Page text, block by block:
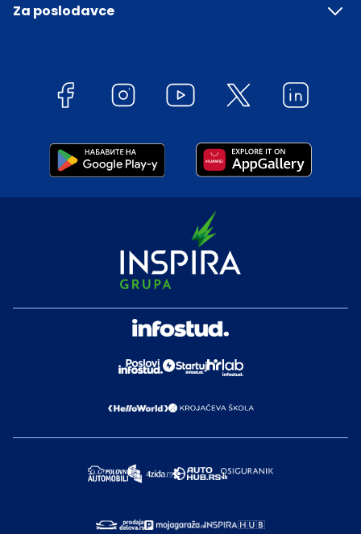
Za poslodavce